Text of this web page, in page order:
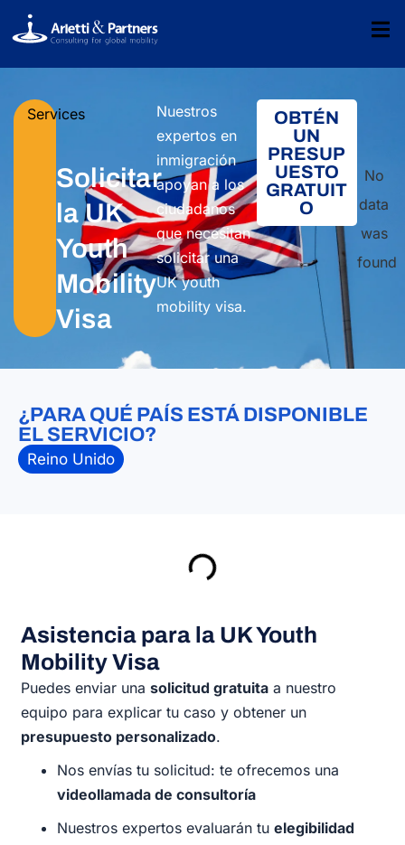
Services
Solicitar
la UK
Youth
Mobility
Visa
Nuestros
expertos en
inmigración
apoyan a los
ciudadanos
que necesitan
solicitar una
UK youth
mobility visa.
OBTÉN
UN
PRESUP
UESTO
GRATUIT
O
No
data
was
found
¿PARA QUÉ PAÍS ESTÁ DISPONIBLE
EL SERVICIO?
Reino Unido
Asistencia para la UK Youth
Mobility Visa
Puedes enviar unasolicitud gratuita a nuestro
equipo para explicar tu caso y obtener un
presupuesto personalizado.
Nos envías tu solicitud: te ofrecemos una
videollamada de consultoría
Nuestros expertos evaluarán tuelegibilidad